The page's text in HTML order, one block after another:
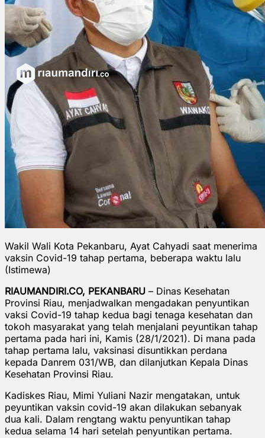
Wakil Wali Kota Pekanbaru, Ayat Cahyadi saat menerima
vaksin Covid-19 tahap pertama, beberapa waktu lalu
(Istimewa)
RIAUMANDIRI.CO, PEKANBARU – Dinas Kesehatan
Provinsi Riau, menjadwalkan mengadakan penyuntikan
vaksi Covid-19 tahap kedua bagi tenaga kesehatan dan
tokoh masyarakat yang telah menjalani peyuntikan tahap
pertama pada hari ini, Kamis (28/1/2021). Di mana pada
tahap pertama lalu, vaksinasi disuntikkan perdana
kepada Danrem 031/WB, dan dilanjutkan Kepala Dinas
Kesehatan Provinsi Riau.
Kadiskes Riau, Mimi Yuliani Nazir mengatakan, untuk
peyuntikan vaksin covid-19 akan dilakukan sebanyak
dua kali. Dalam rengtang waktu penyuntikan tahap
kedua selama 14 hari setelah penyuntikan pertama.